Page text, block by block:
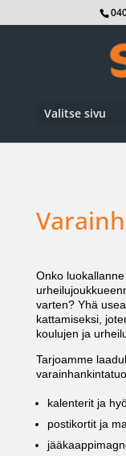
Valitse sivu
Onko
varten? Yhä
kattamiseksi,
koulujen ja
Tarjoamme
kalenterit ja
postikortit ja